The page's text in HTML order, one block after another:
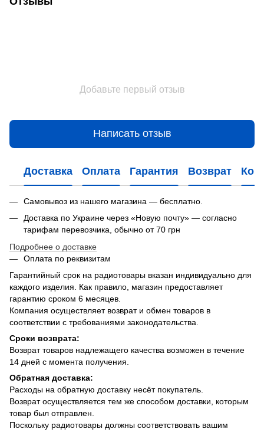
Добавьте первый отзыв
Написать отзыв
Доставка Оплата Гарантия Возврат
Самовывоз из нашего магазина — бесплатно.
Доставка по Украине через «Новую почту» — согласно
тарифам перевозчика, обычно от 70 грн
Подробнее о доставке
Оплата по реквизитам
Гарантийный срок на радиотовары вказан индивидуально для
каждого изделия. Как правило, магазин предоставляет
гарантию сроком 6 месяцев.
Компания осуществляет возврат и обмен товаров в
соответствии с требованиями законодательства.
Сроки возврата:
Возврат товаров надлежащего качества возможен в течение
14 дней с момента получения.
Обратная доставка:
Расходы на обратную доставку несёт покупатель.
Возврат осуществляется тем же способом доставки, которым
товар был отправлен.
Поскольку радиотовары должны соответствовать вашим